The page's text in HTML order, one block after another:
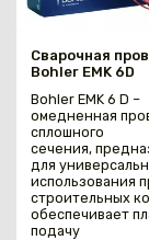
Сварочная
Bohler EMK 6D
Bohler EMK 6 D –
омедненная
сплошного
сечения,
для
использования
строительных
обеспечивает
подачу